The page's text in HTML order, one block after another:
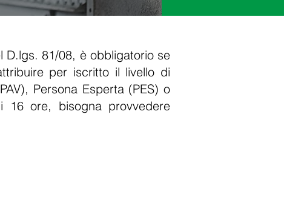
D.lgs. 81/08, è obbligatorio se
per iscritto il livello di
Persona Esperta (PES) o
16 ore, bisogna provvedere